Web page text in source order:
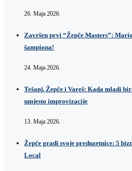
26. Maja 2026.
Završen prvi “Žepče Masters”:
šampiona!
24. Maja 2026.
Tešanj, Žepče i Vareš: Kada mladi
umjesto improvizacije
13. Maja 2026.
Žepče gradi svoje preduzetnice: 5
Local